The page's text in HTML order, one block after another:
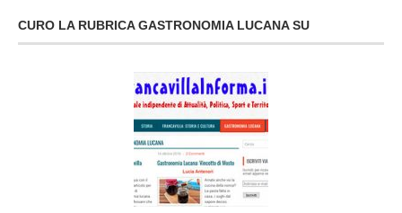
CURO LA RUBRICA GASTRONOMIA LUCANA SU